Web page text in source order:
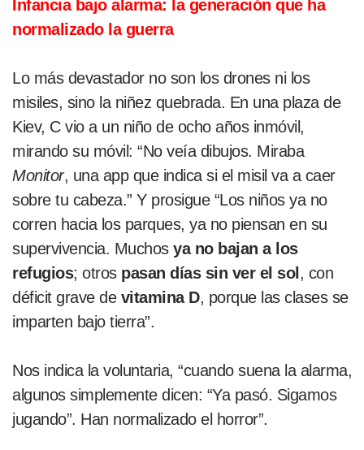
Infancia bajo alarma: la generación que ha
normalizado la guerra
Lo más devastador no son los drones ni los
misiles, sino la niñez quebrada. En una plaza de
Kiev, C vio a un niño de ocho años inmóvil,
mirando su móvil: “No veía dibujos. Miraba
Monitor, una app que indica si el misil va a caer
sobre tu cabeza.” Y prosigue “Los niños ya no
corren hacia los parques, ya no piensan en su
supervivencia. Muchos ya no bajan a los
refugios; otros pasan días sin ver el sol , con
déficit grave de vitamina D, porque las clases se
imparten bajo tierra”.
Nos indica la voluntaria, “cuando suena la alarma,
algunos simplemente dicen: “Ya pasó. Sigamos
jugando”. Han normalizado el horror”.